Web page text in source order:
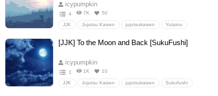
icypumpkin
4 7K 50
JJK Jujutsu Kaisen jujutsukaisen Yutainu
ยูตะอินุ Boy love Fanfiction แฟนฟิคชั่น อื่นๆ
[JJK] To the Moon and Back [SukuFushi]
icypumpkin
1 1K 10
JJK Jujutsu Kaisen jujutsukaisen Sukufushi